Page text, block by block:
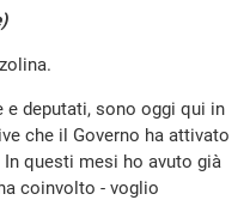
e deputati, sono oggi qui in
che il Governo ha attivato
questi mesi ho avuto già
coinvolto - voglio